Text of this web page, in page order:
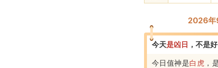
2026年
今天是凶 日 ， 不是
今日值神是白虎 ，